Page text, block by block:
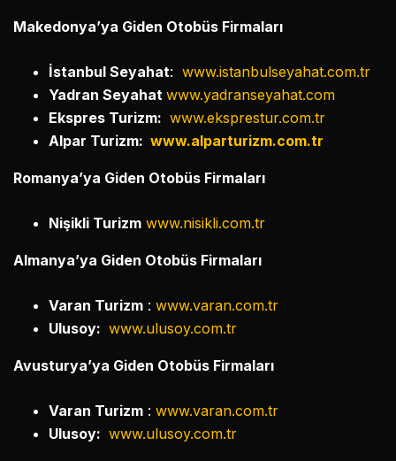
Makedonya’ya Giden Otobüs Firmaları
İstanbul Seyahat: www.istanbulseyahat.com.tr
Yadran Seyahat www.yadranseyahat.com
Ekspres Turizm: www.eksprestur.com.tr
Alpar Turizm: www.alparturizm.com.tr
Romanya’ya Giden Otobüs Firmaları
Nişikli Turizm www.nisikli.com.tr
Almanya’ya Giden Otobüs Firmaları
Varan Turizm : www.varan.com.tr
Ulusoy: www.ulusoy.com.tr
Avusturya’ya Giden Otobüs Firmaları
Varan Turizm : www.varan.com.tr
Ulusoy: www.ulusoy.com.tr